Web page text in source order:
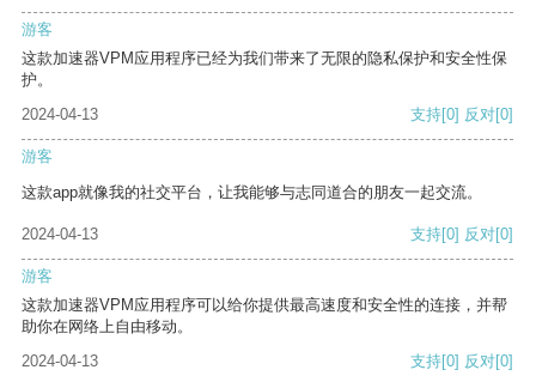
游客
这款加速器VPM应用程序已经为我们带来了无限的隐私保护和安全性保
护。
2024-04-13
支持[0] 反对[0]
游客
这款app就像我的社交平台，让我能够与志同道合的朋友一起交流。
2024-04-13 支持[0] 反对[0]
游客
这款加速器VPM应用程序可以给你提供最高速度和安全性的连接，并帮
助你在网络上自由移动。
2024-04-13
支持[0] 反对[0]